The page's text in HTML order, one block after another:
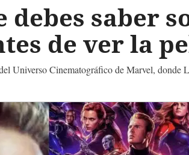
debes saber
de ver la
Universo Cinematográfico de Marvel, donde